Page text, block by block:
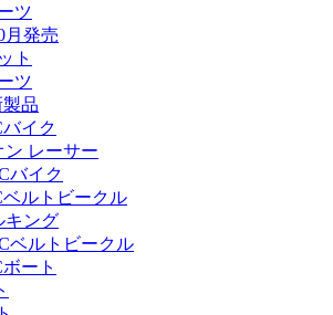
ツ
月発売
ト
ツ
製品
バイク
ン レーサー
バイク
ベルトビークル
キング
ベルトビークル
ート